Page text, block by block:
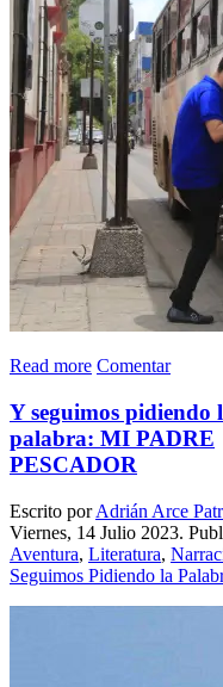
Read more Comentar
Y seguimos pidiendo
palabra: MI PADRE
PESCADOR
Escrito porAdrián Arce
Viernes, 14 Julio 2023.
Aventura, Literatura,
Seguimos Pidiendo la